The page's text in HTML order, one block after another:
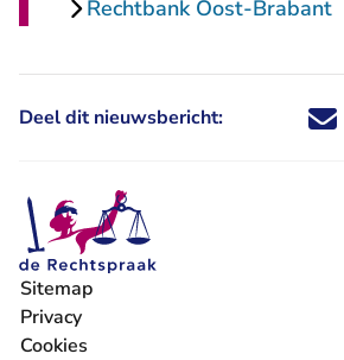
Rechtbank Oost-Brabant
Deel dit nieuwsbericht: Deel dit
Deel
Sitemap
Privacy
Cookies